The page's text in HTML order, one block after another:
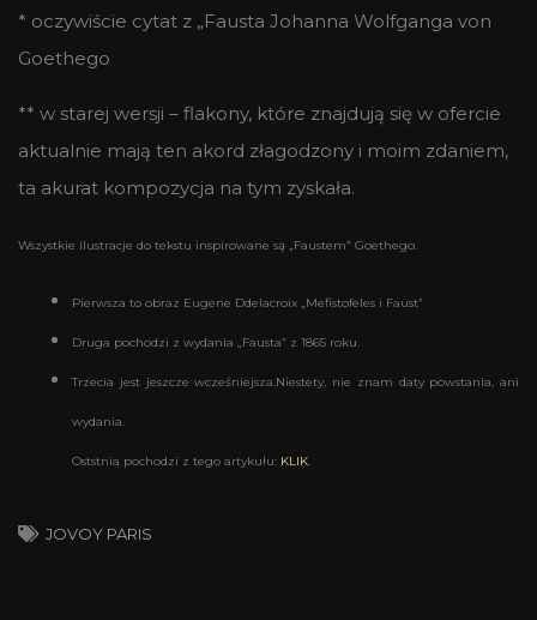
* oczywiście cytat z „Fausta Johanna Wolfganga von
Goethego
** w starej wersji – flakony, które znajdują się w ofercie
aktualnie mają ten akord złagodzony i moim zdaniem,
ta akurat kompozycja na tym zyskała.
Wszystkie ilustracje do tekstu inspirowane są „Faustem” Goethego.
Pierwsza to obraz Eugene Ddelacroix „Mefistofeles i Faust”
Druga pochodzi z wydania „Fausta” z 1865 roku.
Trzecia jest jeszcze wcześniejsza.Niestety, nie znam daty powstania, ani
wydania.
Oststnia pochodzi z tego artykułu: KLIK.
JOVOY PARIS